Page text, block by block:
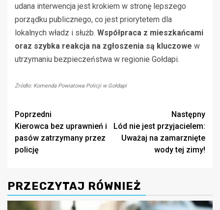
udana interwencja jest krokiem w stronę lepszego
porządku publicznego, co jest priorytetem dla
lokalnych władz i służb. Współpraca z mieszkańcami
oraz szybka reakcja na zgłoszenia są kluczowe w
utrzymaniu bezpieczeństwa w regionie Gołdapi.
Źródło: Komenda Powiatowa Policji w Gołdapi
Zobacz
wpisy
Poprzedni
Kierowca bez uprawnień i
pasów zatrzymany przez
policję
Następny
Lód nie jest przyjacielem:
Uważaj na zamarznięte
wody tej zimy!
PRZECZYTAJ RÓWNIEŻ